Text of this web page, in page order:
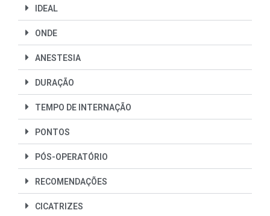
IDEAL
ONDE
ANESTESIA
DURAÇÃO
TEMPO DE INTERNAÇÃO
PONTOS
PÓS-OPERATÓRIO
RECOMENDAÇÕES
CICATRIZES